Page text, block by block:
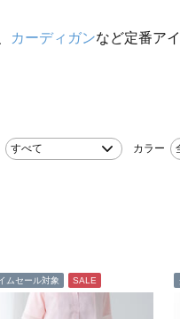
カーディガンなど定番ア
すべて カラー
ムセール対象 SALE